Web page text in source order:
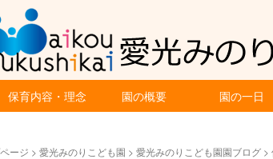
保育内容・理念 園の概要 園の一日
ージ > 愛光みのりこども園 > 愛光みのりこども園園ブログ>